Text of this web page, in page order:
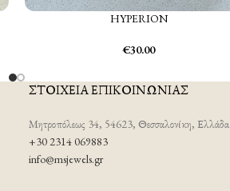
HYPERION
€30.00
ΣΤΟΙΧΕΙΑ ΕΠΙΚΟΙΝΩΝΙΑΣ
Μητροπόλεως 34, 54623, Θεσσαλονίκη, Ελλάδα
+30 2314 069883
info@msjewels.gr